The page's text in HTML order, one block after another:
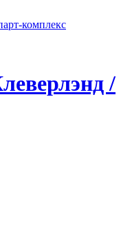
комплекс
/